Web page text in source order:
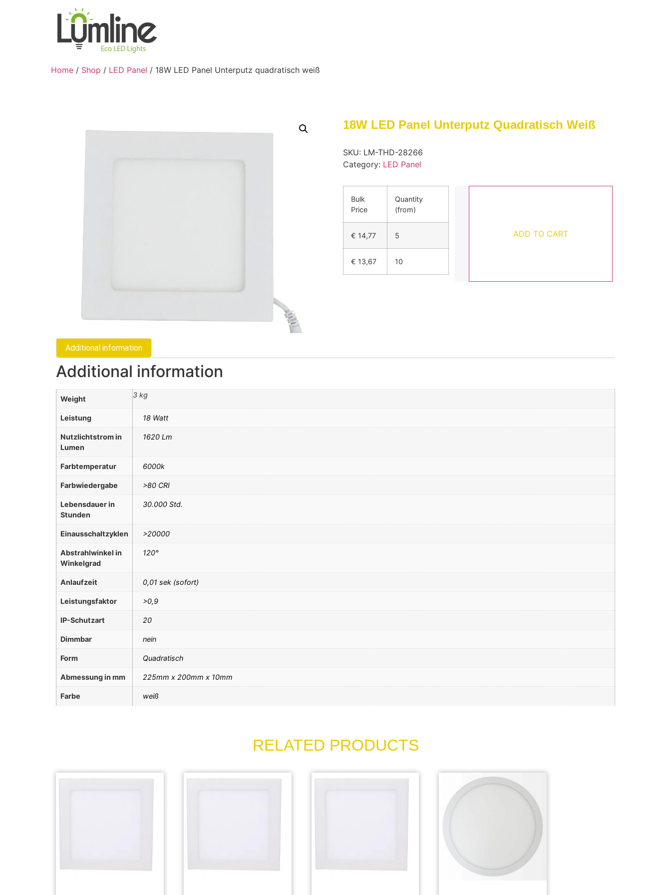
Home / Shop / LED Panel / 18W LED Panel Unterputz quadratisch weiß
18W LED Panel Unterputz Quadratisch Weiß
SKU: LM-THD-28266
Category: LED Panel
Bulk
Price
Quantity
(from)
€ 14,77 5
€ 13,67 10
ADD TO CART
Additional information
Additional information
Weight 3 kg
Leistung 18 Watt
Nutzlichtstrom in
Lumen
1620 Lm
Farbtemperatur 6000k
Farbwiedergabe >80 CRI
Lebensdauer in
Stunden
30.000 Std.
Einausschaltzyklen >20000
Abstrahlwinkel in
Winkelgrad
120°
Anlaufzeit 0,01 sek (sofort)
Leistungsfaktor >0,9
IP-Schutzart 20
Dimmbar nein
Form Quadratisch
Abmessung in mm 225mm x 200mm x 10mm
Farbe weiß
RELATED PRODUCTS